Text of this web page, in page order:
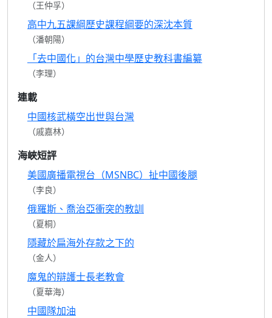
（王仲孚）
高中九五課綱歷史課程綱要的深沈本質
（潘朝陽）
「去中國化」的台灣中學歷史教科書編纂
（李理）
連載
中國核武橫空出世與台灣
（戚嘉林）
海峽短評
美國廣播電視台（MSNBC）扯中國後腿
（李良）
俄羅斯、喬治亞衝突的教訓
（夏桐）
隱藏於扁海外存款之下的
（金人）
魔鬼的辯護士長老教會
（夏華海）
中國隊加油